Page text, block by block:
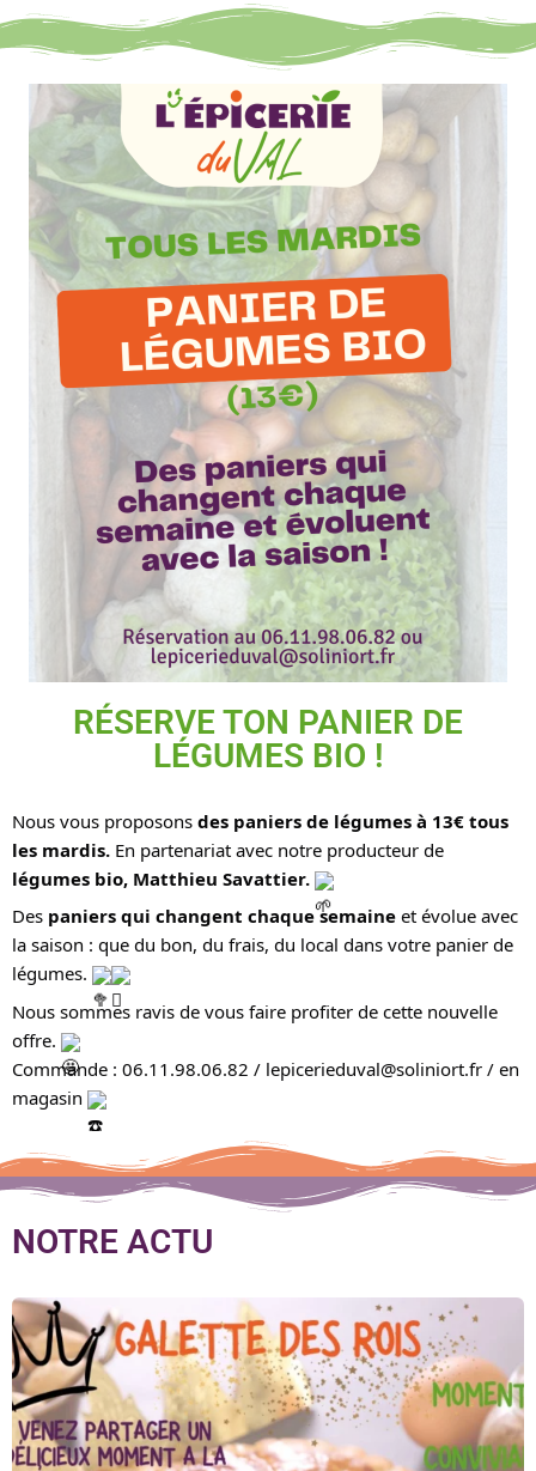
RÉSERVE TON PANIER DE
LÉGUMES BIO !
Nous vous proposons des paniers de légumes à 13€ tous
les mardis. En partenariat avec notre producteur de
légumes bio, Matthieu Savattier.
Des paniers qui changent chaque semaine et évolue avec
la saison : que du bon, du frais, du local dans votre panier de
légumes.
Nous sommes ravis de vous faire profiter de cette nouvelle
offre.
Commande : 06.11.98.06.82 / lepicerieduval@soliniort.fr / en
magasin
NOTRE ACTU